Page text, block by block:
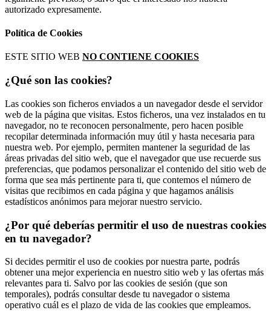
autorizado expresamente.
Política de Cookies
ESTE SITIO WEB NO CONTIENE COOKIES
¿Qué son las cookies?
Las cookies son ficheros enviados a un navegador desde el servidor
web de la página que visitas. Estos ficheros, una vez instalados en tu
navegador, no te reconocen personalmente, pero hacen posible
recopilar determinada información muy útil y hasta necesaria para
nuestra web. Por ejemplo, permiten mantener la seguridad de las
áreas privadas del sitio web, que el navegador que use recuerde sus
preferencias, que podamos personalizar el contenido del sitio web de
forma que sea más pertinente para ti, que contemos el número de
visitas que recibimos en cada página y que hagamos análisis
estadísticos anónimos para mejorar nuestro servicio.
¿Por qué deberías permitir el uso de nuestras cookies
en tu navegador?
Si decides permitir el uso de cookies por nuestra parte, podrás
obtener una mejor experiencia en nuestro sitio web y las ofertas más
relevantes para ti. Salvo por las cookies de sesión (que son
temporales), podrás consultar desde tu navegador o sistema
operativo cuál es el plazo de vida de las cookies que empleamos.